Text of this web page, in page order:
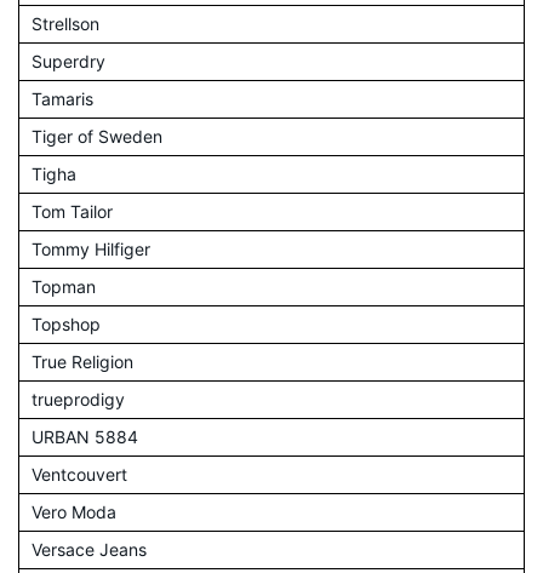
Strellson
Superdry
Tamaris
Tiger of Sweden
Tigha
Tom Tailor
Tommy Hilfiger
Topman
Topshop
True Religion
trueprodigy
URBAN 5884
Ventcouvert
Vero Moda
Versace Jeans